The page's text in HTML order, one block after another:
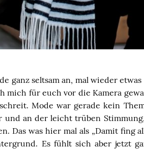
ganz seltsam an, mal wieder
mich für euch vor die Kamera
Mode war gerade kein
und an der leicht trüben
Das was hier mal als „Damit fing
Es fühlt sich aber jetzt